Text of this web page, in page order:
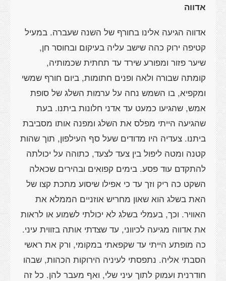
אדווה
אדווה הגיעה אלינו בחורף של השנה שעברה. במעיל
קטיפה ירוק כהה שישב עליה בעיקום ובחוסר חן,
שיער פזור ומפורע שירד עד תחתית שכמותיה,
קומתה שבורה ולאה ופנים חתומות, ביום חורף שמשי
ומקפיא, בו השמש נחה על ערמות השלג של סופת
אמש, שהגיעו כמעט עד אדני חלונות ביתנו. בעת
שהגיעה הייתי מפלס את השלג ומפנה אותו מסביבת
ביתנו. צעדיה היו מדודים שעל סף העילפון, תוך שהות
קטנה ומטה ליפול בין צעד לצעד, כתוהה על יכולתה
להתקדם עוד פסע. בימים קפואים ובהירים שכאלה
השקט כה ריק וזך עד כי אפילו שיסוע מתכת קצו של
האת בשלג הוא שאון מחריש אוזניים הממלא את
האוויר. וכך, בעמלי בשלג לא יכולתי לשמוע או לראות
את אדווה מגיעה לכיווני, עד שצדתי אותה בזווית עיני.
כה מופתע הייתי עד שקפאתי במקומי, ורק את ראשי
הסבתי אליה. נתפסתי לעיניה הירוקות הכהות, שבהו
חודרנית ועמוק לתוך עיני שלי, ואף מעבר להן. כל זה